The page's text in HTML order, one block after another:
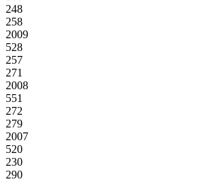
248
258
2009
528
257
271
2008
551
272
279
2007
520
230
290